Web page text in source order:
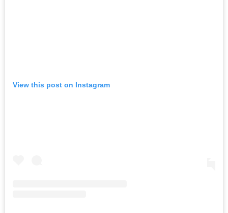
View this post on Instagram